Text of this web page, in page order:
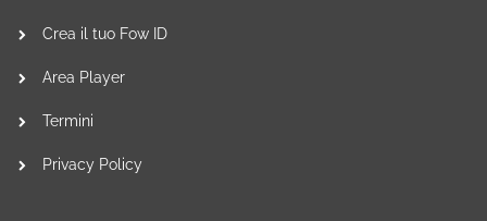
Crea il tuo Fow ID
Area Player
Termini
Privacy Policy